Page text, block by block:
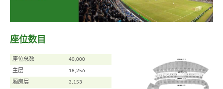
座位数目
座位总数 40,000
主层 18,256
厢房层 3,153